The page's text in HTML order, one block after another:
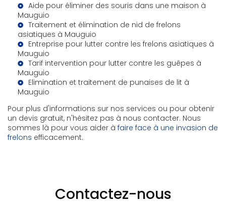
Aide pour éliminer des souris dans une maison à
Mauguio
Traitement et élimination de nid de frelons
asiatiques à Mauguio
Entreprise pour lutter contre les frelons asiatiques à
Mauguio
Tarif intervention pour lutter contre les guêpes à
Mauguio
Elimination et traitement de punaises de lit à
Mauguio
Pour plus d'informations sur nos services ou pour obtenir
un devis gratuit, n'hésitez pas à nous contacter. Nous
sommes là pour vous aider à faire face à une invasion de
frelons efficacement.
Contactez-nous